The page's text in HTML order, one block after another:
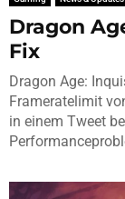
Dragon
Fix
Dragon Age:
Frameratelimit
in einem Tweet